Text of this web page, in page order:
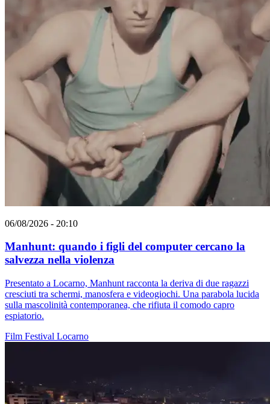
06/08/2026 - 20:10
Manhunt: quando i figli del computer cercano la
salvezza nella violenza
Presentato a Locarno, Manhunt racconta la deriva di due ragazzi
cresciuti tra schermi, manosfera e videogiochi. Una parabola lucida
sulla mascolinità contemporanea, che rifiuta il comodo capro
espiatorio.
Film Festival Locarno